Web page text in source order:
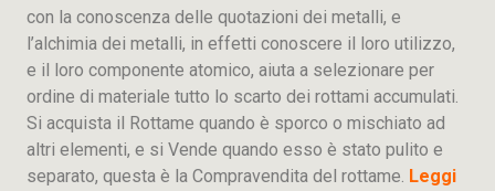
con la conoscenza delle quotazioni dei metalli, e
l’alchimia dei metalli, in effetti conoscere il loro utilizzo,
e il loro componente atomico, aiuta a selezionare per
ordine di materiale tutto lo scarto dei rottami accumulati.
Si acquista il Rottame quando è sporco o mischiato ad
altri elementi, e si Vende quando esso è stato pulito e
separato, questa è la Compravendita del rottame. Leggi